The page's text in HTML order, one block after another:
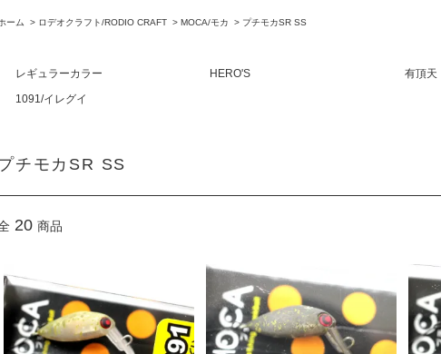
ーム > ロデオクラフト/RODIO CRAFT > MOCA/モカ > プチモカSR SS
レギュラーカラー HERO'S
有頂天
1091/イレグイ
チモカSR SS
20 商品